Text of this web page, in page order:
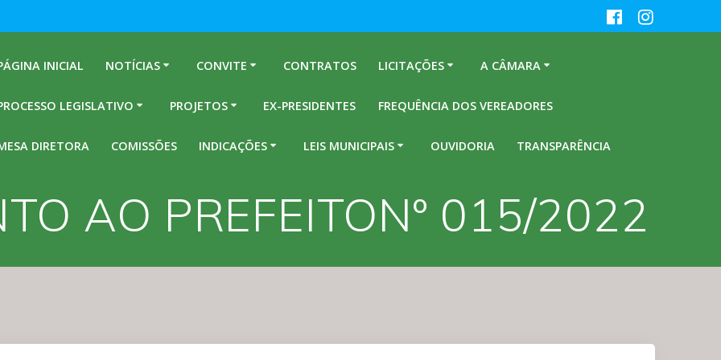
INICIAL NOTÍCIAS CONVITE CONTRATOS LICITAÇÕES A CÂMARA
LEGISLATIVO PROJETOS EX-PRESIDENTES FREQUÊNCIA DOS VEREADORES
DIRETORA COMISSÕES INDICAÇÕES LEIS MUNICIPAIS OUVIDORIA TRANSPARÊNCIA
AO PREFEITONº 015/2022